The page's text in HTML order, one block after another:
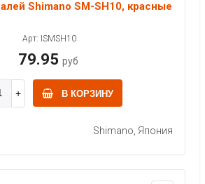
Shimano SM-SH10, красные
Арт: ISMSH10
79.95 руб
В КОРЗИНУ
Shimano, Япония